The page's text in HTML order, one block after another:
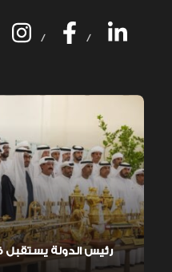
/ /
رئيس الدولة يستقبل فريق هجن الرئاسة